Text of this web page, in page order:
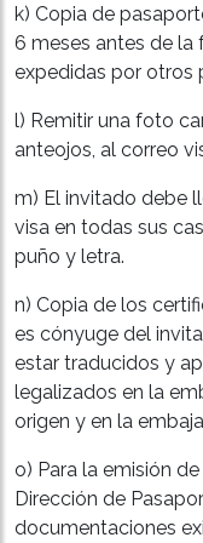
k) Copia de
6 meses antes de la
expedidas por otros
l) Remitir una foto
anteojos, al correo
m) El invitado debe
visa en todas sus
puño y letra.
n) Copia de los
es cónyuge del
estar traducidos y
legalizados en la
origen y en la
o) Para la emisión
Dirección de
documentaciones